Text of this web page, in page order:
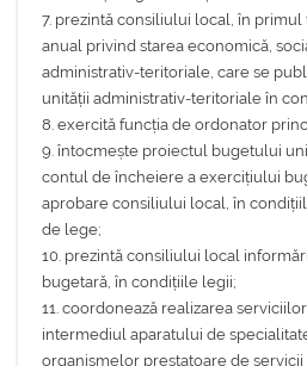
7. prezintă consiliului local, în
anual privind starea economică,
administrativ-teritoriale, care se
unității administrativ-teritoriale în
8. exercită funcția de ordonator
9. întocmește proiectul bugetului
contul de încheiere a exercițiului
aprobare consiliului local, în
de lege;
10. prezintă consiliului local
bugetară, în condițiile legii;
11. coordonează realizarea
intermediul aparatului de
organismelor prestatoare de